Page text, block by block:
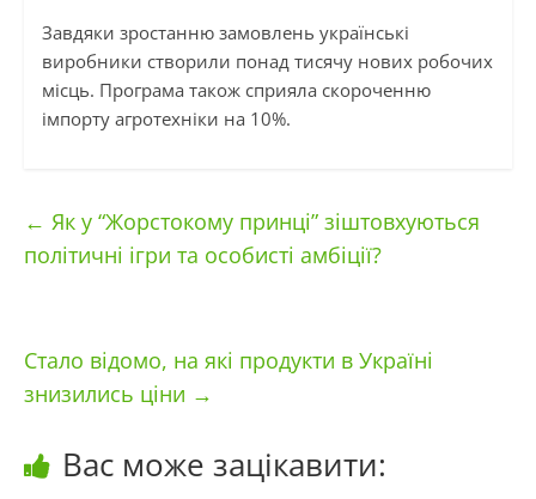
Завдяки зростанню замовлень українські
виробники створили понад тисячу нових робочих
місць. Програма також сприяла скороченню
імпорту агротехніки на 10%.
← Як у “Жорстокому принці” зіштовхуються
політичні ігри та особисті амбіції?
Стало відомо, на які продукти в Україні
знизились ціни →
Вас може зацікавити: